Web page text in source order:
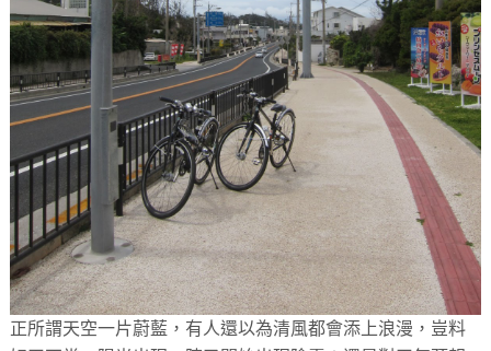
正所謂天空一片蔚藍，有人還以為清風都會添上浪漫，豈料